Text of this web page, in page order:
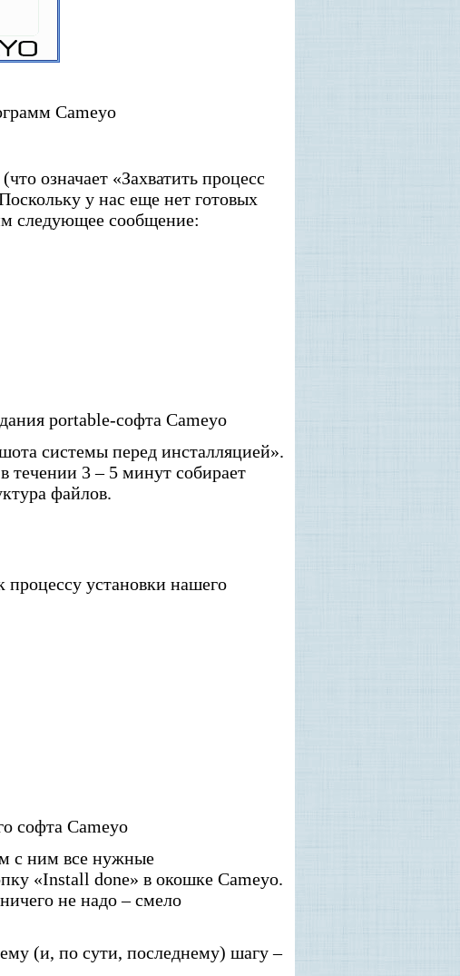
Cameyo
означает «Захватить процесс
у нас еще нет готовых
следующее сообщение:
portable-софта Cameyo
системы перед инсталляцией».
течении 3 – 5 минут собирает
файлов.
установки нашего
софта Cameyo
с ним все нужные
«Install done» в окошке Cameyo.
не надо – смело
(и, по сути, последнему) шагу –